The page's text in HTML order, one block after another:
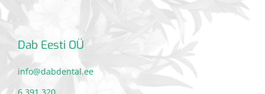
Dab Eesti OÜ
info@dabdental.ee
6 391 320